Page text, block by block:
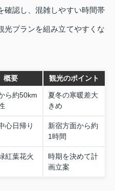
確認し、混雑しやすい時間帯
光プランを組み立てやすくな
概要 観光のポイント
ら約50km
夏冬の寒暖差大
きめ
心日帰り
新宿方面から約
1時間
紅葉花火
時期を決めて計
画立案